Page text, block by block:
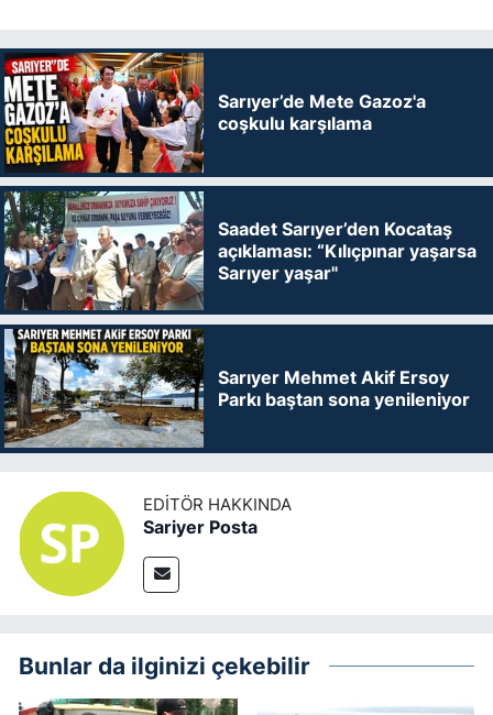
Sarıyer’de Mete Gazoz'a
coşkulu karşılama
Saadet Sarıyer’den Kocataş
açıklaması: “Kılıçpınar yaşarsa
Sarıyer yaşar"
Sarıyer Mehmet Akif Ersoy
Parkı baştan sona yenileniyor
EDITÖR HAKKINDA
Sariyer Posta
Bunlar da ilginizi çekebilir